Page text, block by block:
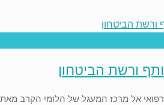
ורשת הביטחון
אל מרכז המעגל של הלומי הקרב מאת: